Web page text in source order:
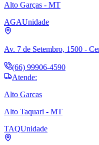
Alto Garças - MT
AGAUnidade
Av. 7 de Setembro, 1500 -
(66) 99906-4590
Atende:
Alto Garcas
Alto Taquari - MT
TAQUnidade